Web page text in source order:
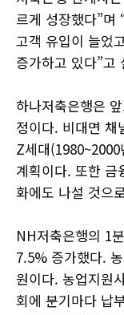
르게 성장했다”며
고객 유입이 늘었
증가하고 있다”고
하나저축은행은
정이다. 비대면 채
Z세대
계획이다. 또한 금
화에도 나설 것으
NH저축은행의 1
7.5% 증가했다.
원이다. 농업지원
회에 분기마다 납